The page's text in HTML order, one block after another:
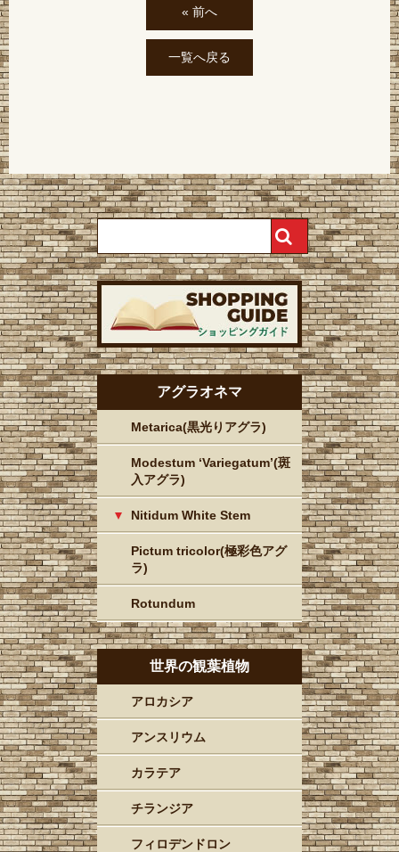
« 前へ
一覧へ戻る
アグラオネマ
Metarica(黒光りアグラ)
Modestum ‘Variegatum’(斑
入アグラ)
Nitidum White Stem
Pictum tricolor(極彩色アグ
ラ)
Rotundum
世界の観葉植物
アロカシア
アンスリウム
カラテア
チランジア
フィロデンドロン